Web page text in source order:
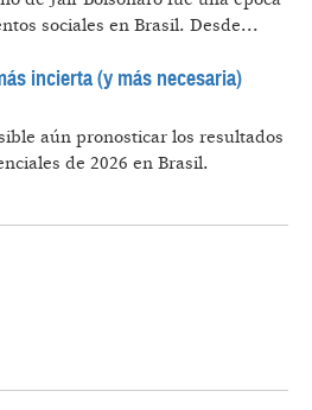
sociales en Brasil. Desde...
incierta (y más necesaria)
aún pronosticar los resultados
de 2026 en Brasil.